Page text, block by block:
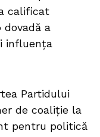
calificat
dovadă a
influența
Partidului
de coaliție la
pentru politică